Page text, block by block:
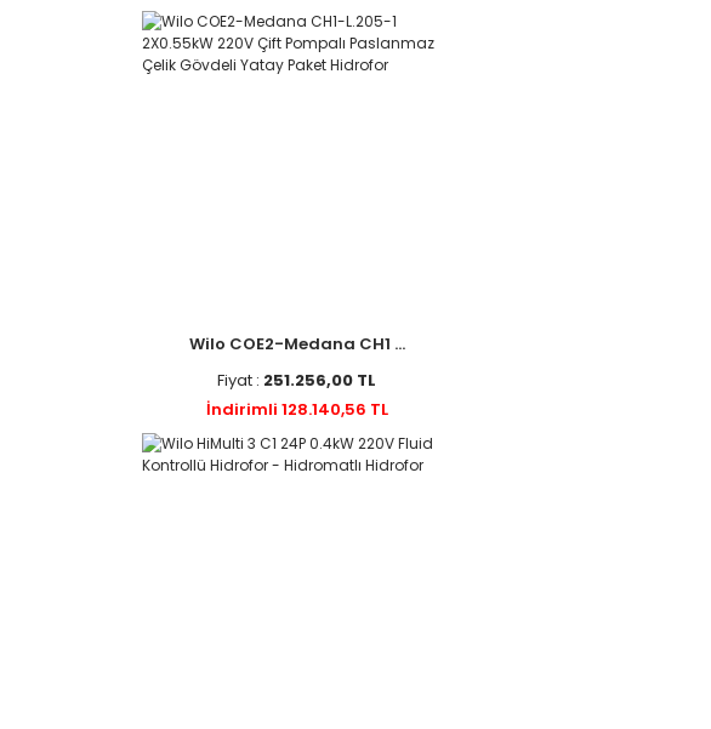
Wilo COE2-Medana CH1 ...
Fiyat : 251.256,00 TL
İndirimli 128.140,56 TL